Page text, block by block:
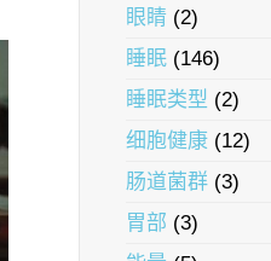
眼睛 (2)
睡眠 (146)
睡眠类型 (2)
细胞健康 (12)
肠道菌群 (3)
胃部 (3)